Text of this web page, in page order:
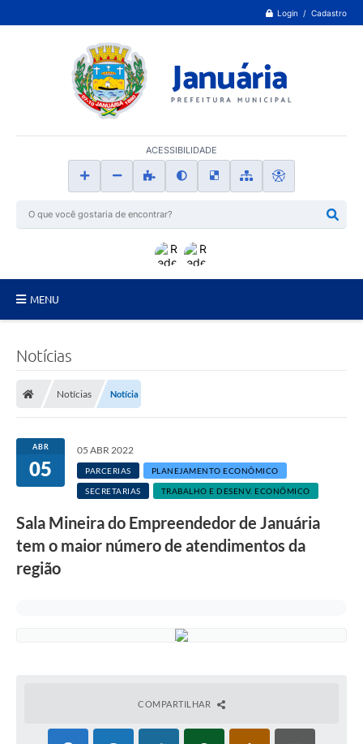
Login / Cadastro
ACESSIBILIDADE
MENU
Secretarias
Tributos
Transparência Pública
Contratos
Carta de Serviços
Notícias
Notícias Notícia
ABR
05
05 ABR 2022
PARCERIAS PLANEJAMENTO ECONÔMICO
SECRETARIAS TRABALHO E DESENV. ECONÔMICO
Sala Mineira do Empreendedor de Januária
tem o maior número de atendimentos da
região
COMPARTILHAR